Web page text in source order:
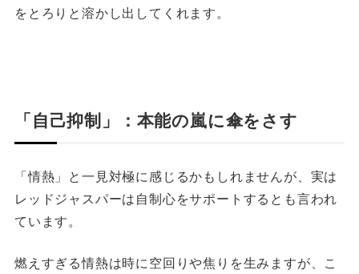
をとろりと溶かし出してくれます。
「自己抑制」：本能の嵐に傘をさす
「情熱」と一見対極に感じるかもしれませんが、実は
レッドジャスパーは自制心をサポートするとも言われ
ています。
燃えすぎる情熱は時に空回りや焦りを生みますが、こ